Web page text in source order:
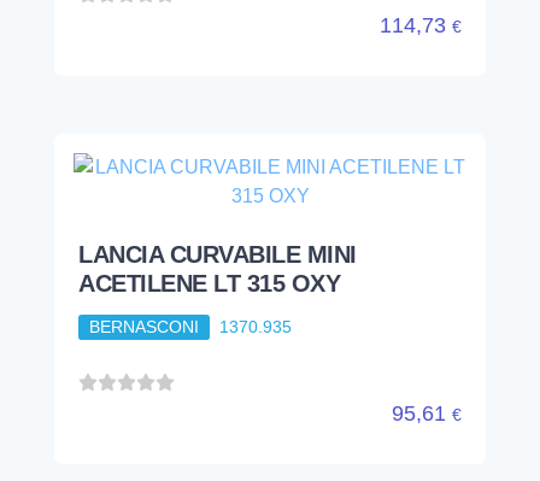
114,73 €
LANCIA CURVABILE MINI
ACETILENE LT 315 OXY
BERNASCONI 1370.935
95,61 €